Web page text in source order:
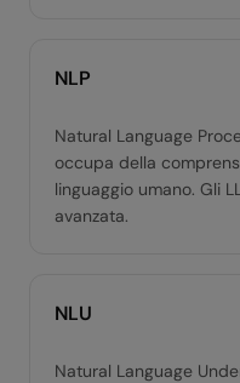
NLP
Natural Language
occupa della
linguaggio umano. Gli
avanzata.
NLU
Natural Language